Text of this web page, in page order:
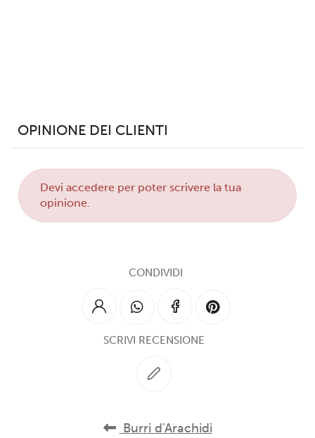
OPINIONE DEI CLIENTI
Deviaccedere per poter scrivere la tua
opinione.
CONDIVIDI
SCRIVI RECENSIONE
Burri d'Arachidi